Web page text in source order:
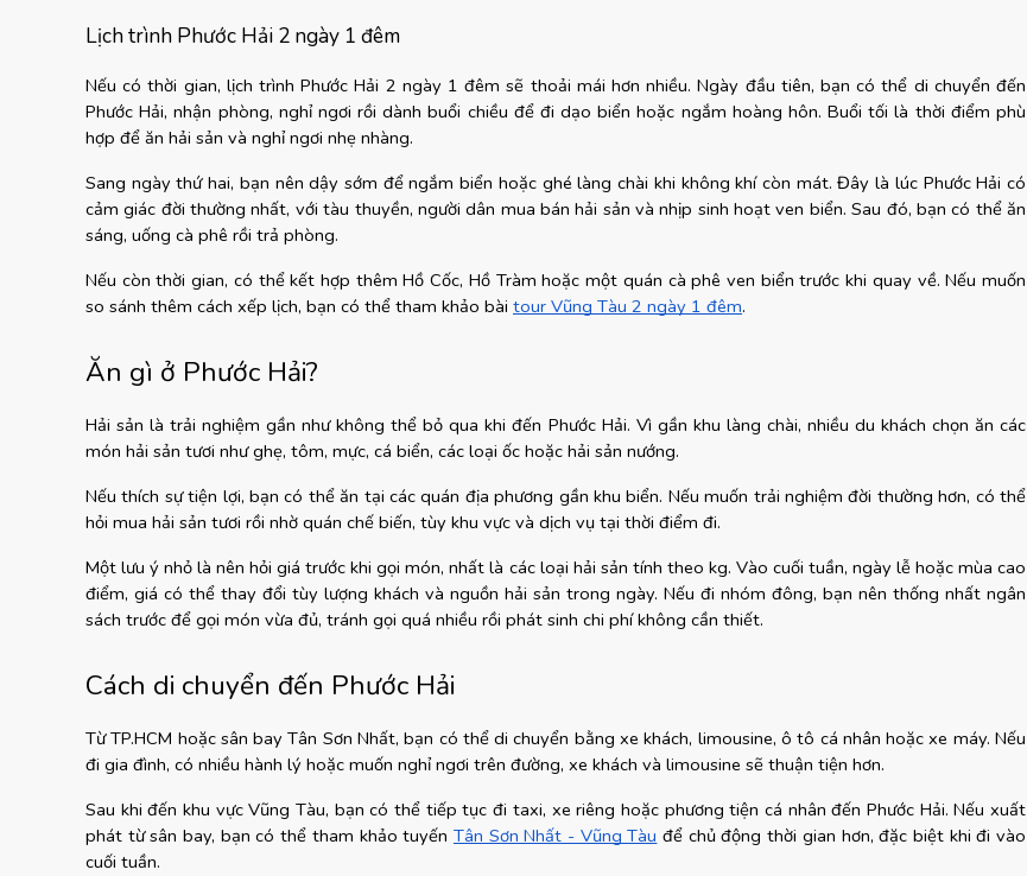
Lịch trình Phước Hải 2 ngày 1 đêm
Nếu có thời gian, lịch trình Phước Hải 2 ngày 1 đêm sẽ thoải mái hơn nhiều. Ngày đầu tiên, bạn có thể di chuyển đến
Phước Hải, nhận phòng, nghỉ ngơi rồi dành buổi chiều để đi dạo biển hoặc ngắm hoàng hôn. Buổi tối là thời điểm phù
hợp để ăn hải sản và nghỉ ngơi nhẹ nhàng.
Sang ngày thứ hai, bạn nên dậy sớm để ngắm biển hoặc ghé làng chài khi không khí còn mát. Đây là lúc Phước Hải có
cảm giác đời thường nhất, với tàu thuyền, người dân mua bán hải sản và nhịp sinh hoạt ven biển. Sau đó, bạn có thể ăn
sáng, uống cà phê rồi trả phòng.
Nếu còn thời gian, có thể kết hợp thêm Hồ Cốc, Hồ Tràm hoặc một quán cà phê ven biển trước khi quay về. Nếu muốn
so sánh thêm cách xếp lịch, bạn có thể tham khảo bài tour Vũng Tàu 2 ngày 1 đêm.
Ăn gì ở Phước Hải?
Hải sản là trải nghiệm gần như không thể bỏ qua khi đến Phước Hải. Vì gần khu làng chài, nhiều du khách chọn ăn các
món hải sản tươi như ghẹ, tôm, mực, cá biển, các loại ốc hoặc hải sản nướng.
Nếu thích sự tiện lợi, bạn có thể ăn tại các quán địa phương gần khu biển. Nếu muốn trải nghiệm đời thường hơn, có thể
hỏi mua hải sản tươi rồi nhờ quán chế biến, tùy khu vực và dịch vụ tại thời điểm đi.
Một lưu ý nhỏ là nên hỏi giá trước khi gọi món, nhất là các loại hải sản tính theo kg. Vào cuối tuần, ngày lễ hoặc mùa cao
điểm, giá có thể thay đổi tùy lượng khách và nguồn hải sản trong ngày. Nếu đi nhóm đông, bạn nên thống nhất ngân
sách trước để gọi món vừa đủ, tránh gọi quá nhiều rồi phát sinh chi phí không cần thiết.
Cách di chuyển đến Phước Hải
Từ TP.HCM hoặc sân bay Tân Sơn Nhất, bạn có thể di chuyển bằng xe khách, limousine, ô tô cá nhân hoặc xe máy. Nếu
đi gia đình, có nhiều hành lý hoặc muốn nghỉ ngơi trên đường, xe khách và limousine sẽ thuận tiện hơn.
Sau khi đến khu vực Vũng Tàu, bạn có thể tiếp tục đi taxi, xe riêng hoặc phương tiện cá nhân đến Phước Hải. Nếu xuất
phát từ sân bay, bạn có thể tham khảo tuyến Tân Sơn Nhất - Vũng Tàu để chủ động thời gian hơn, đặc biệt khi đi vào
cuối tuần.